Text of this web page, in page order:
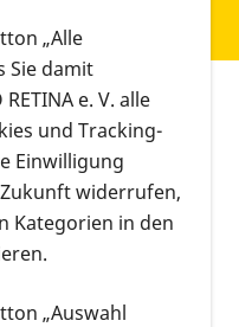
Prag
„Alle
Sie damit
e. V. alle
und Tracking-
Einwilligung
widerrufen,
Kategorien in den
„Auswahl